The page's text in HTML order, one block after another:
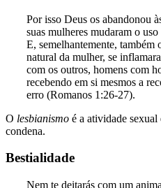
Por isso Deus os abandonou
suas mulheres mudaram o
E, semelhantemente, também
natural da mulher, se
com os outros, homens com
recebendo em si mesmos a
erro (Romanos 1:26-27).
O lesbianismo é a atividade
condena.
Bestialidade
Nem te deitarás com um